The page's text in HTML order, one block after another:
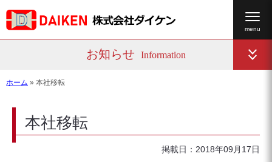
お知らせ Information
ホーム » 本社移転
本社移転
掲載日：2018年09月17日